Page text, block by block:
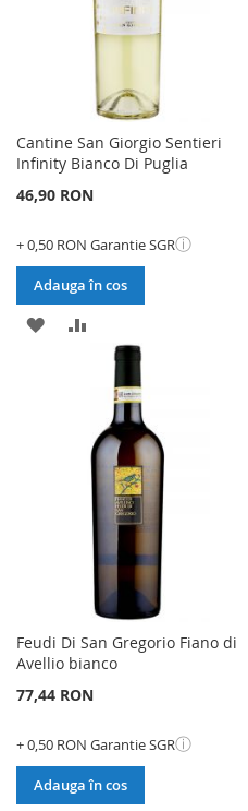
Cantine San Giorgio Sentieri
Infinity Bianco Di Puglia
46,90 RON
+ 0,50 RON Garantie SGRⓘ
Adauga în cos
ADAUGATI
DORINTE
PENTRU
COMPARARE
Feudi Di San Gregorio Fiano di
Avellio bianco
77,44 RON
+ 0,50 RON Garantie SGRⓘ
Adauga în cos